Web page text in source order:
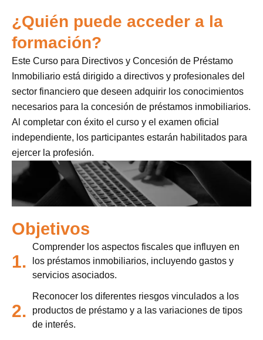
¿Quién puede acceder a la
formación?
Este Curso para Directivos y Concesión de Préstamo
Inmobiliario está dirigido a directivos y profesionales del
sector financiero que deseen adquirir los conocimientos
necesarios para la concesión de préstamos inmobiliarios.
Al completar con éxito el curso y el examen oficial
independiente, los participantes estarán habilitados para
ejercer la profesión.
Objetivos
1.
Comprender los aspectos fiscales que influyen en
los préstamos inmobiliarios, incluyendo gastos y
servicios asociados.
2.
Reconocer los diferentes riesgos vinculados a los
productos de préstamo y a las variaciones de tipos
de interés.